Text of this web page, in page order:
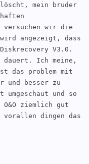
mein bruder
wir die
angezeigt, dass
V3.0.
dauert. Ich meine,
das problem mit
und besser zu
und so
ziemlich gut
dingen das